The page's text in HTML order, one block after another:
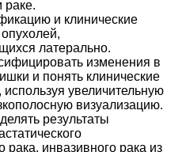
раке.
и клинические
латерально.
изменения в
и понять клинические
используя увеличительную
визуализацию.
результаты
рака, инвазивного рака из